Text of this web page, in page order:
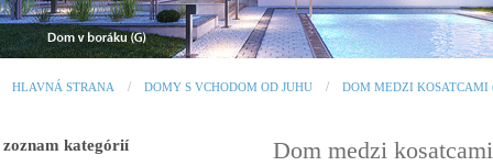
HLAVNÁ STRANA DOMY S VCHODOM OD JUHU DOM MEDZI KOSATCAMI
zoznam kategórií Dom medzi